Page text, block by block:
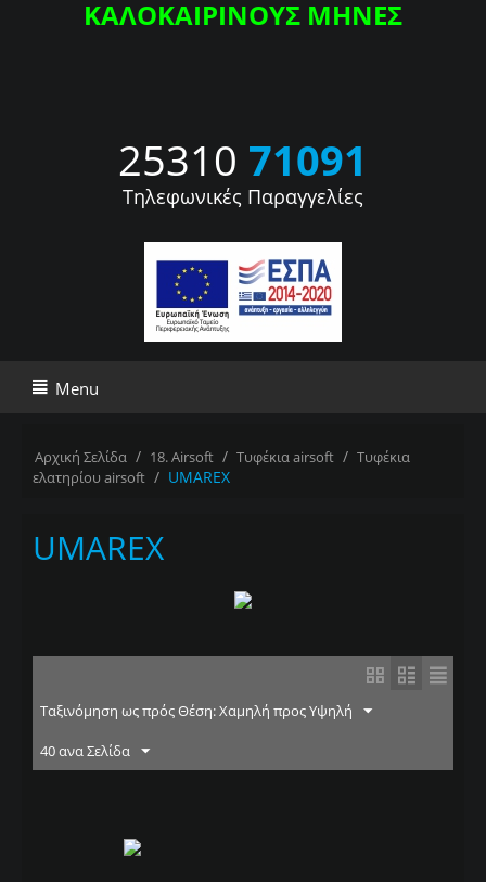
ΚΑΛΟΚΑΙΡΙΝΟΥΣ ΜΗΝΕΣ
25310 71091
Τηλεφωνικές Παραγγελίες
Menu
Αρχική Σελίδα / 18. Airsoft / Τυφέκια airsoft / Τυφέκια
ελατηρίου airsoft / UMAREX
UMAREX
Ταξινόμηση ως πρός Θέση: Χαμηλή προς Υψηλή
40 ανα Σελίδα